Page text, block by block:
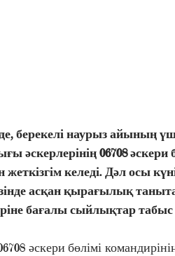
әскерлерінің 06708
жеткізгім келеді. Дәл осы
асқан қырағылық
бағалы сыйлықтар табыс